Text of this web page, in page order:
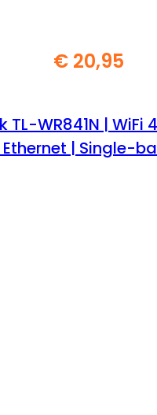
€ 20,95
TL-WR841N | WiFi
Ethernet | Single-